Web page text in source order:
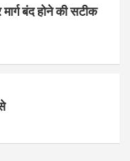
बंद होने की सटीक